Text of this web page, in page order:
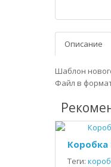
Описание
Шаблон
Файл в
Коробка
Теги: